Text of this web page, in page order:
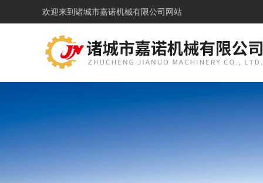
欢迎来到 诸城市嘉诺机械有限公司网站